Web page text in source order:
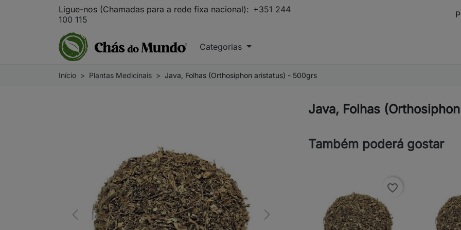
Ligue-nos (Chamadas para a rede fixa nacional): +351 244
100 115
Categorias
Início Plantas Medicinais Java, Folhas (Orthosiphon aristatus) - 500grs
Previous Next
Java, Folhas
Também poderá gostar
favorite_border